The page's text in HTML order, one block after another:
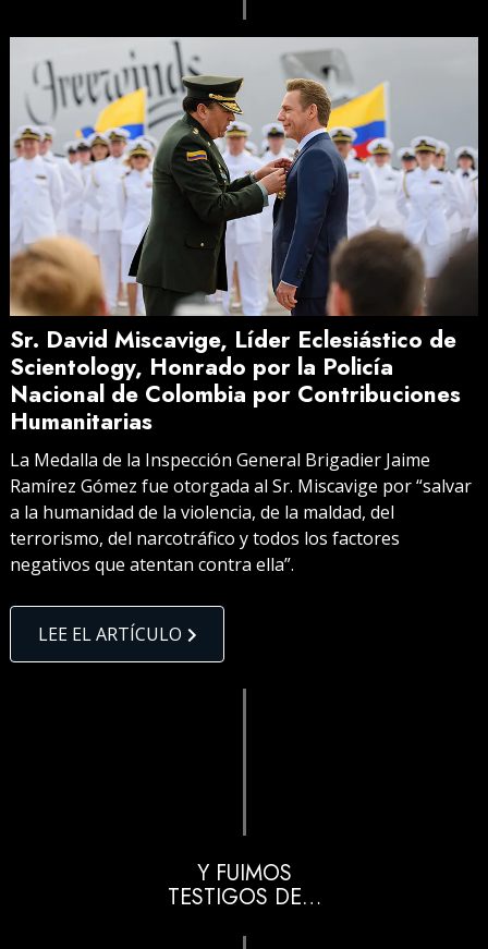
Sr. David Miscavige, Líder Eclesiástico de
Scientology, Honrado por la Policía
Nacional de Colombia por Contribuciones
Humanitarias
La Medalla de la Inspección General Brigadier Jaime
Ramírez Gómez fue otorgada al Sr. Miscavige por “salvar
a la humanidad de la violencia, de la maldad, del
terrorismo, del narcotráfico y todos los factores
negativos que atentan contra ella”.
LEE EL ARTÍCULO
Y FUIMOS
TESTIGOS DE…